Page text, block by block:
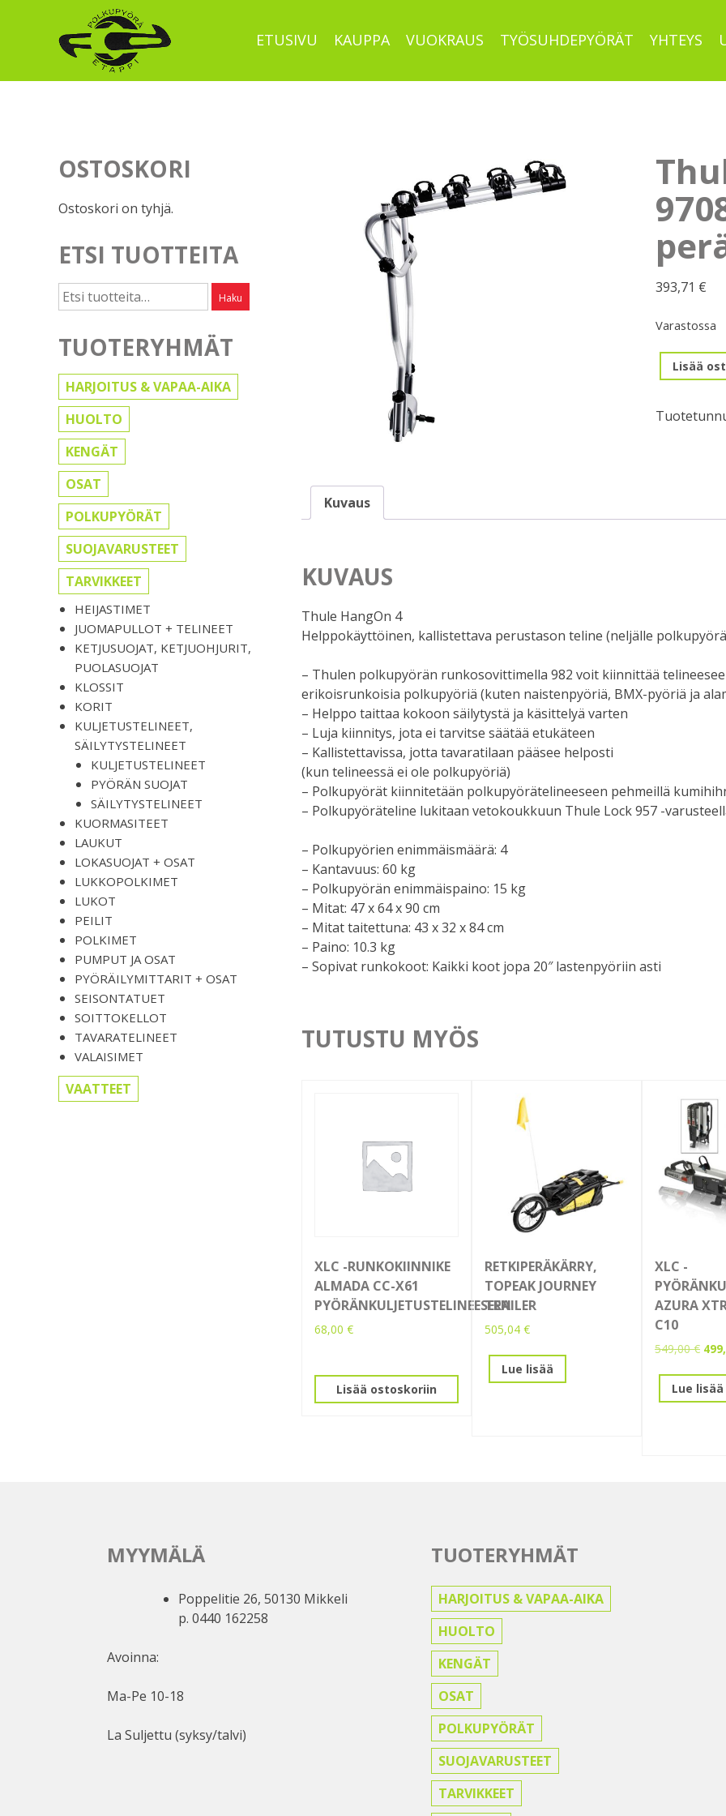
ETUSIVU KAUPPA VUOKRAUS TYÖSUHDEPYÖRÄT YHTEYS
OSTOSKORI
Ostoskori on tyhjä.
ETSI TUOTTEITA
Etsi: Haku
TUOTERYHMÄT
HARJOITUS & VAPAA-AIKA
HUOLTO
KENGÄT
OSAT
POLKUPYÖRÄT
SUOJAVARUSTEET
TARVIKKEET
HEIJASTIMET
JUOMAPULLOT + TELINEET
KETJUSUOJAT, KETJUOHJURIT,
PUOLASUOJAT
KLOSSIT
KORIT
KULJETUSTELINEET,
SÄILYTYSTELINEET
KULJETUSTELINEET
PYÖRÄN SUOJAT
SÄILYTYSTELINEET
KUORMASITEET
LAUKUT
LOKASUOJAT + OSAT
LUKKOPOLKIMET
LUKOT
PEILIT
POLKIMET
PUMPUT JA OSAT
PYÖRÄILYMITTARIT + OSAT
SEISONTATUET
SOITTOKELLOT
TAVARATELINEET
VALAISIMET
VAATTEET
393,71 €
Varastossa
Thule
HangOn
4-
Lisää
Kuvaus
KUVAUS
Thule HangOn 4
Helppokäyttöinen, kallistettava perustason teline (neljälle
– Thulen polkupyörän runkosovittimella 982 voit kiinnittää
erikoisrunkoisia polkupyöriä (kuten naistenpyöriä, BMX-pyöriä ja
– Helppo taittaa kokoon säilytystä ja käsittelyä varten
– Luja kiinnitys, jota ei tarvitse säätää etukäteen
– Kallistettavissa, jotta tavaratilaan pääsee helposti
(kun telineessä ei ole polkupyöriä)
– Polkupyörät kiinnitetään polkupyörätelineeseen pehmeillä
– Polkupyöräteline lukitaan vetokoukkuun Thule Lock 957 -
– Polkupyörien enimmäismäärä: 4
– Kantavuus: 60 kg
– Polkupyörän enimmäispaino: 15 kg
– Mitat: 47 x 64 x 90 cm
– Mitat taitettuna: 43 x 32 x 84 cm
– Paino: 10.3 kg
– Sopivat runkokoot: Kaikki koot jopa 20″ lastenpyöriin asti
TUTUSTU MYÖS
XLC -RUNKOKIINNIKE
ALMADA CC-X61
PYÖRÄNKULJETUSTELINEESEEN
68,00 €
Lisää ostoskoriin
RETKIPERÄKÄRRY,
TOPEAK JOURNEY
TRAILER
505,04 €
Lue lisää
XLC -
AZURA
C10
549,00€
oli:
Lue lisää
MYYMÄLÄ
Poppelitie 26, 50130 Mikkeli
p. 0440 162258
Avoinna:
Ma-Pe 10-18
La Suljettu (syksy/talvi)
TUOTERYHMÄT
HARJOITUS & VAPAA-AIKA
HUOLTO
KENGÄT
OSAT
POLKUPYÖRÄT
SUOJAVARUSTEET
TARVIKKEET